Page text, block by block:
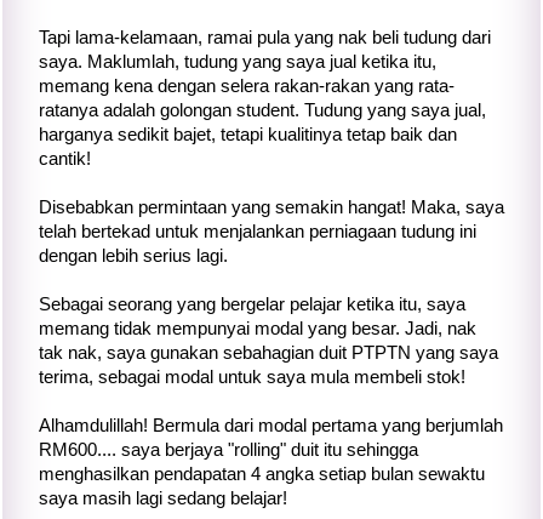
Tapi lama-kelamaan, ramai pula yang nak beli tudung dari
saya. Maklumlah, tudung yang saya jual ketika itu,
memang kena dengan selera rakan-rakan yang rata-
ratanya adalah golongan student. Tudung yang saya jual,
harganya sedikit bajet, tetapi kualitinya tetap baik dan
cantik!
Disebabkan permintaan yang semakin hangat! Maka, saya
telah bertekad untuk menjalankan perniagaan tudung ini
dengan lebih serius lagi.
Sebagai seorang yang bergelar pelajar ketika itu, saya
memang tidak mempunyai modal yang besar. Jadi, nak
tak nak, saya gunakan sebahagian duit PTPTN yang saya
terima, sebagai modal untuk saya mula membeli stok!
Alhamdulillah! Bermula dari modal pertama yang berjumlah
RM600.... saya berjaya "rolling" duit itu sehingga
menghasilkan pendapatan 4 angka setiap bulan sewaktu
saya masih lagi sedang belajar!